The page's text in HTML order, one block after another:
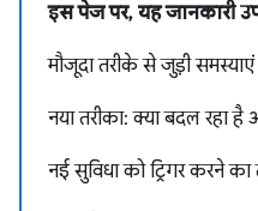
इस पेज पर, यह जानकारी
मौजूदा तरीके से जुड़ी समस्याएं
नया तरीका: क्या बदल रहा
नई सुविधा को ट्रिगर करने का